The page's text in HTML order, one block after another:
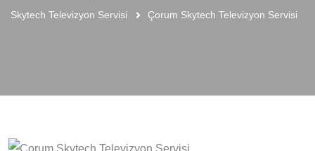
Skytech Televizyon Servisi
Çorum Skytech Televizyon Servisi